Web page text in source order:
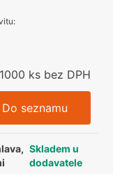
:
ks bez DPH
Do seznamu
Skladem u
dodavatele